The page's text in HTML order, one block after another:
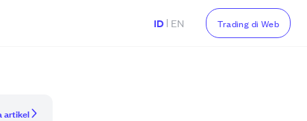
ID | EN Trading di Web
artikel